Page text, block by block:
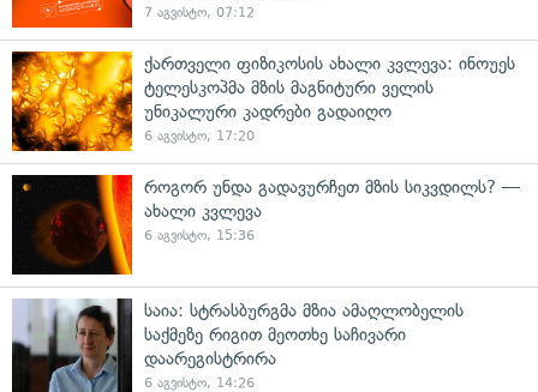
7 აგვისტო, 07:12
ქართველი ფიზიკოსის ახალი კვლევა: ინოუეს
ტელესკოპმა მზის მაგნიტური ველის
უნიკალური კადრები გადაიღო
6 აგვისტო, 17:20
როგორ უნდა გადავურჩეთ მზის სიკვდილს? —
ახალი კვლევა
6 აგვისტო, 15:36
საია: სტრასბურგმა მზია ამაღლობელის
საქმეზე რიგით მეოთხე საჩივარი
დაარეგისტრირა
6 აგვისტო, 14:26